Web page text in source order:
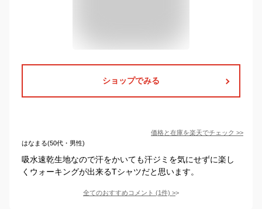
ショップでみる
価格と在庫を楽天でチェック >>
はなまる(50代・男性)
吸水速乾生地なので汗をかいても汗ジミを気にせずに楽し
くウォーキングが出来るTシャツだと思います。
全てのおすすめコメント (1件) >